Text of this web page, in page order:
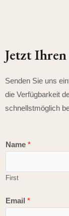
Jetzt
Senden Sie uns
die Verfügbarkeit
schnellstmöglich
Name *
First
Email *